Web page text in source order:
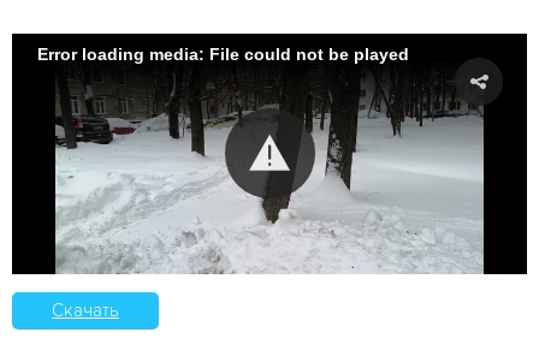
Error loading media: File could not be played
Скачать